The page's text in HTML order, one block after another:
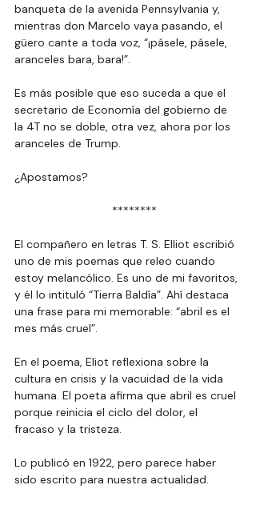
banqueta de la avenida Pennsylvania y,
mientras don Marcelo vaya pasando, el
güero cante a toda voz, “¡pásele, pásele,
aranceles bara, bara!”.
Es más posible que eso suceda a que el
secretario de Economía del gobierno de
la 4T no se doble, otra vez, ahora por los
aranceles de Trump.
¿Apostamos?
********
El compañero en letras T. S. Elliot escribió
uno de mis poemas que releo cuando
estoy melancólico. Es uno de mi favoritos,
y él lo intituló “Tierra Baldía”. Ahí destaca
una frase para mi memorable: “abril es el
mes más cruel”.
En el poema, Eliot reflexiona sobre la
cultura en crisis y la vacuidad de la vida
humana. El poeta afirma que abril es cruel
porque reinicia el ciclo del dolor, el
fracaso y la tristeza.
Lo publicó en 1922, pero parece haber
sido escrito para nuestra actualidad.